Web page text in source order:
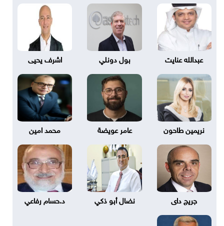
عبدالله عنايت بول دونلي اشرف يحيى
نريمين طاحون عامر عويضة محمد امين
جريج داى نضال أبو ذكي د.حسام رفاعي